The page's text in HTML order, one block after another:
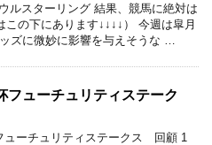
ルスターリング 結果、競馬に絶対は
この下にあります↓↓↓↓） 今週は皐月
ズに微妙に影響を与えそうな …
フューチュリティステーク
ューチュリティステークス 回顧 1